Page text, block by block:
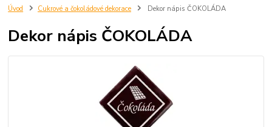
Úvod Cukrové a čokoládové dekorace Dekor nápis ČOKOLÁDA
Dekor nápis ČOKOLÁDA